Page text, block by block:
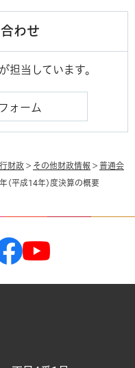
わせ
が担当しています。
行財政 > その他財政情報 > 普通会
(平成14年)度決算の概要